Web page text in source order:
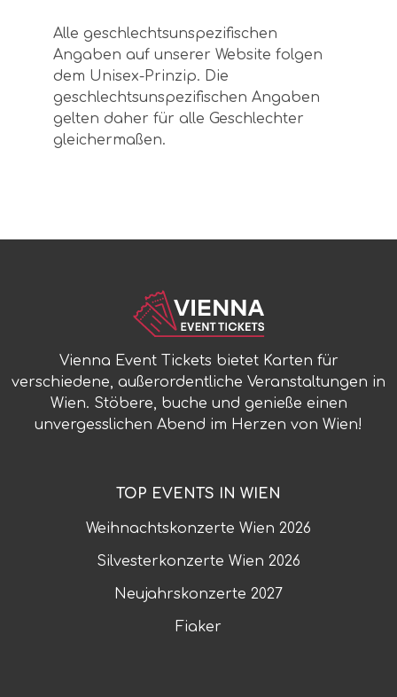
Alle geschlechtsunspezifischen
Angaben auf unserer Website folgen
dem Unisex-Prinzip. Die
geschlechtsunspezifischen Angaben
gelten daher für alle Geschlechter
gleichermaßen.
Vienna Event Tickets bietet Karten für
verschiedene, außerordentliche Veranstaltungen in
Wien. Stöbere, buche und genieße einen
unvergesslichen Abend im Herzen von Wien!
TOP EVENTS IN WIEN
Weihnachtskonzerte Wien 2026
Silvesterkonzerte Wien 2026
Neujahrskonzerte 2027
Fiaker